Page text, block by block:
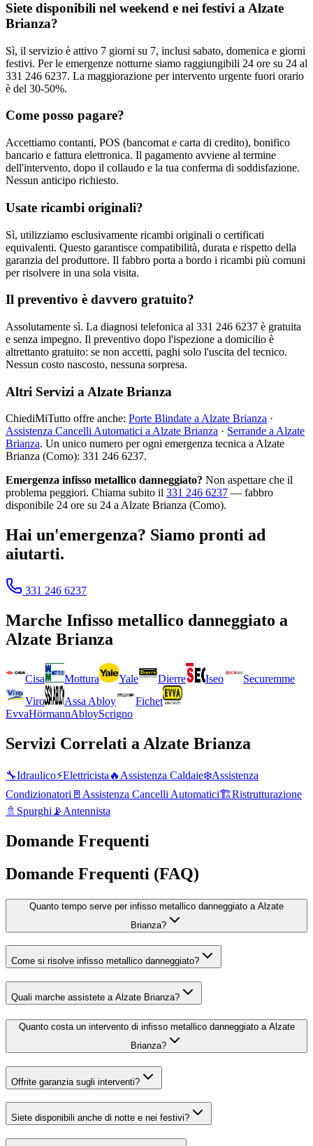
Siete disponibili nel weekend e nei festivi a Alzate
Brianza?
Sì, il servizio è attivo 7 giorni su 7, inclusi sabato, domenica e giorni
festivi. Per le emergenze notturne siamo raggiungibili 24 ore su 24 al
331 246 6237. La maggiorazione per intervento urgente fuori orario
è del 30-50%.
Come posso pagare?
Accettiamo contanti, POS (bancomat e carta di credito), bonifico
bancario e fattura elettronica. Il pagamento avviene al termine
dell'intervento, dopo il collaudo e la tua conferma di soddisfazione.
Nessun anticipo richiesto.
Usate ricambi originali?
Sì, utilizziamo esclusivamente ricambi originali o certificati
equivalenti. Questo garantisce compatibilità, durata e rispetto della
garanzia del produttore. Il fabbro porta a bordo i ricambi più comuni
per risolvere in una sola visita.
Il preventivo è davvero gratuito?
Assolutamente sì. La diagnosi telefonica al 331 246 6237 è gratuita
e senza impegno. Il preventivo dopo l'ispezione a domicilio è
altrettanto gratuito: se non accetti, paghi solo l'uscita del tecnico.
Nessun costo nascosto, nessuna sorpresa.
Altri Servizi a Alzate Brianza
ChiediMiTutto offre anche: Porte Blindate a Alzate Brianza ·
Assistenza Cancelli Automatici a Alzate Brianza · Serrande a Alzate
Brianza. Un unico numero per ogni emergenza tecnica a Alzate
Brianza (Como): 331 246 6237.
Emergenza infisso metallico danneggiato? Non aspettare che il
problema peggiori. Chiama subito il 331 246 6237 — fabbro
disponibile 24 ore su 24 a Alzate Brianza (Como).
Hai un'emergenza? Siamo pronti ad
aiutarti.
331 246 6237
Marche Infisso metallico danneggiato a
Alzate Brianza
Cisa Mottura Yale Dierre Iseo
Securemme
Viro
Assa Abloy
Fichet
EvvaHörmannAbloyScrigno
Servizi Correlati a Alzate Brianza
🔧Idraulico⚡Elettricista 🔥 Assistenza Caldaie❄️Assistenza
Condizionatori 🚪 Assistenza Cancelli Automatici🏗️Ristrutturazione
🚿 Spurghi 📡 Antennista
Domande Frequenti
Domande Frequenti (FAQ)
Quanto tempo serve per infisso metallico danneggiato a Alzate
Brianza?
Come si risolve infisso metallico danneggiato?
Quali marche assistete a Alzate Brianza?
Quanto costa un intervento di infisso metallico danneggiato a Alzate
Brianza?
Offrite garanzia sugli interventi?
Siete disponibili anche di notte e nei festivi?